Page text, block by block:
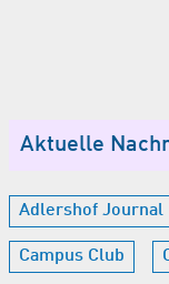
Aktuelle
Adlershof Journal
Campus Club